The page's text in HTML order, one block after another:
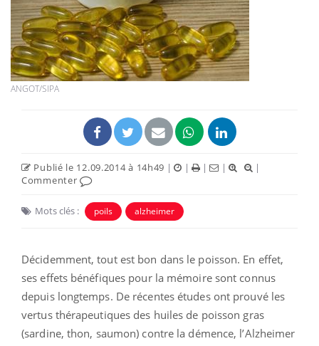
ANGOT/SIPA
Publié le 12.09.2014 à 14h49 | | | |
|
Commenter
Mots clés : poils alzheimer
Décidemment, tout est bon dans le poisson. En effet,
ses effets bénéfiques pour la mémoire sont connus
depuis longtemps. De récentes études ont prouvé les
vertus thérapeutiques des huiles de poisson gras
(sardine, thon, saumon) contre la démence, l’Alzheimer